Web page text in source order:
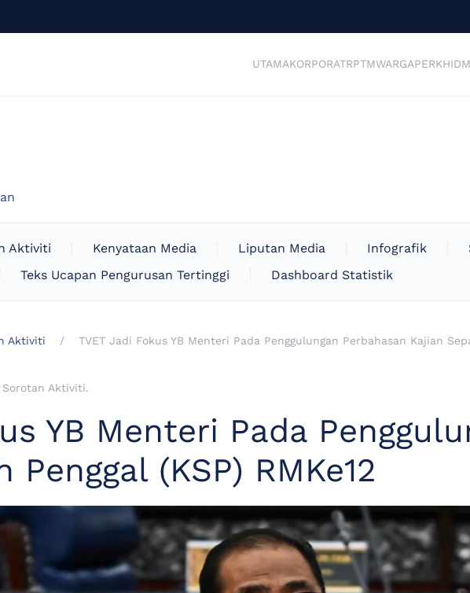
UTAMAKORPORATRPTMWARGA
Aktiviti Kenyataan Media Liputan Media Infografik
Teks Ucapan Pengurusan Tertinggi Dashboard Statistik
Aktiviti TVET Jadi Fokus YB Menteri Pada Penggulungan Perbahasan Kajian
Sorotan Aktiviti.
YB Menteri Pada
Penggal (KSP) RMKe12